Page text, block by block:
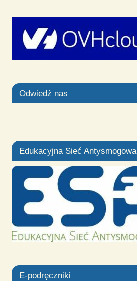
Odwiedź nas
Edukacyjna Sieć Antysmogowa
E-podręczniki